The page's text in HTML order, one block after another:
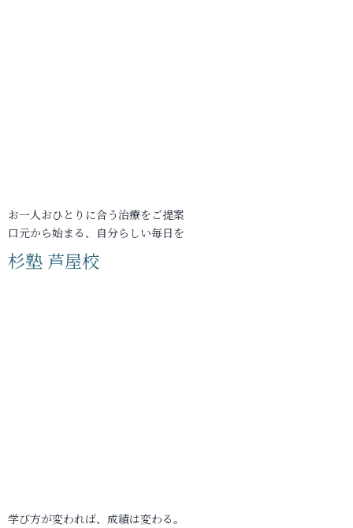
お一人おひとりに合う治療をご提案
口元から始まる、自分らしい毎日を
杉塾 芦屋校
学び方が変われば、成績は変わる。